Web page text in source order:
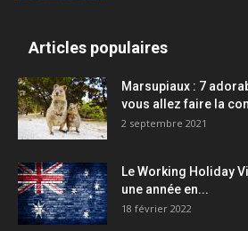
Articles populaires
Marsupiaux : 7
vous allez faire la
2 septembre 2021
Le Working Holiday
une année en...
18 février 2022